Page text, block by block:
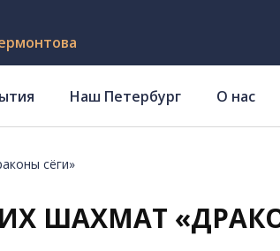
Наш Петербург О нас
сёги»
ШАХМАТ